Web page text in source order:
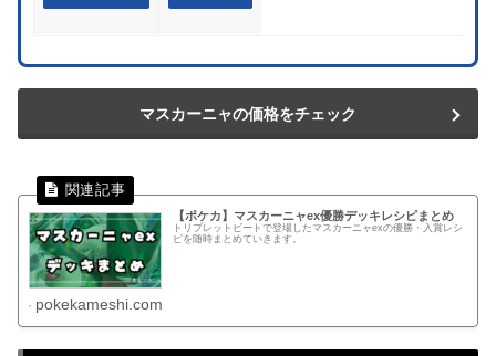
マスカーニャの価格をチェック
【ポケカ】マスカーニャex優勝デッキレシピまとめ
トリプレットビートで登場したマスカーニャexの優勝・入賞レシ
ピを随時まとめていきます。
pokekameshi.com